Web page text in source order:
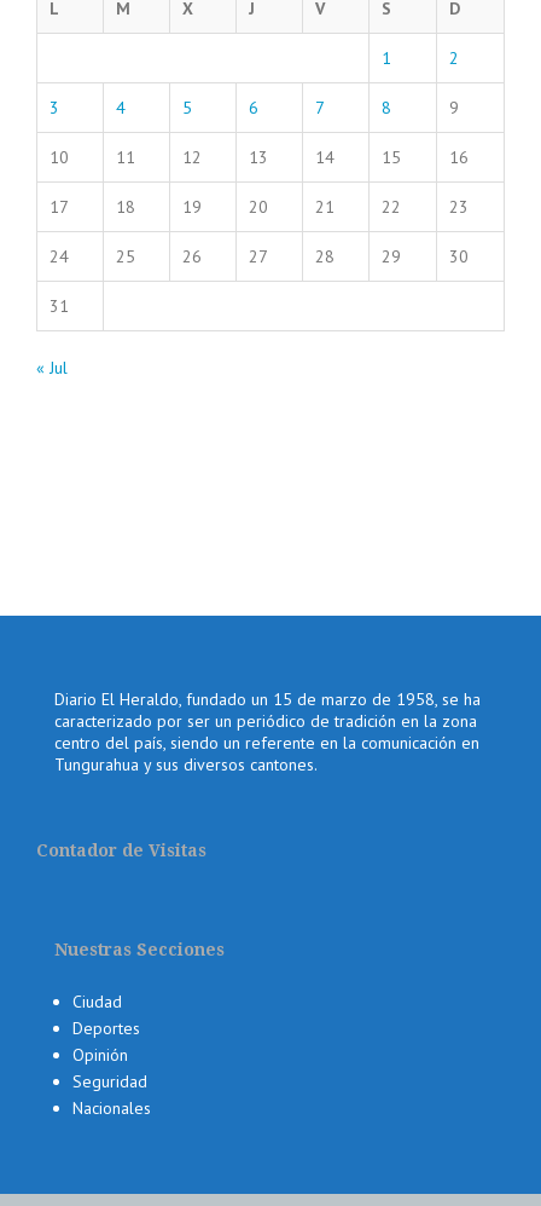
L M X J V S D
1 2
3 4 5 6 7 8 9
10 11 12 13 14 15 16
17 18 19 20 21 22 23
24 25 26 27 28 29 30
31
« Jul
Diario El Heraldo, fundado un 15 de marzo de 1958, se ha
caracterizado por ser un periódico de tradición en la zona
centro del país, siendo un referente en la comunicación en
Tungurahua y sus diversos cantones.
Contador de Visitas
Nuestras Secciones
Ciudad
Deportes
Opinión
Seguridad
Nacionales